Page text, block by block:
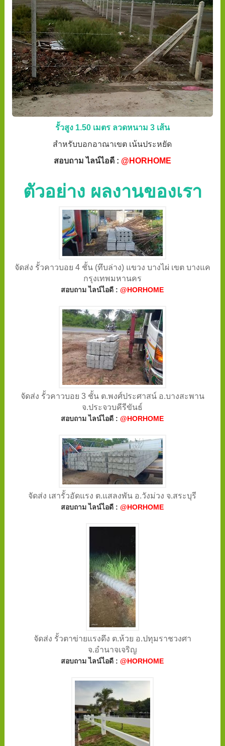
รั้วสูง 1.50 เมตร ลวดหนาม 3 เส้น
สำหรับบอกอาณาเขต เน้นประหยัด
สอบถาม ไลน์ไอดี : @HORHOME
ตัวอย่าง ผลงานของเรา
จัดส่ง รั้วคาวบอย 4 ชั้น (ทึบล่าง) แขวง บางไผ่ เขต บางแค
กรุงเทพมหานคร
สอบถาม ไลน์ไอดี :@HORHOME
จัดส่ง รั้วคาวบอย 3 ชั้น ต.พงศ์ประศาสน์ อ.บางสะพาน
จ.ประจวบคีรีขันธ์
สอบถาม ไลน์ไอดี :@HORHOME
จัดส่ง เสารั้วอัดแรง ต.แสลงพัน อ.วังม่วง จ.สระบุรี
สอบถาม ไลน์ไอดี :@HORHOME
จัดส่ง รั้วตาข่ายแรงดึง ต.ห้วย อ.ปทุมราชวงศา
จ.อำนาจเจริญ
สอบถาม ไลน์ไอดี :@HORHOME